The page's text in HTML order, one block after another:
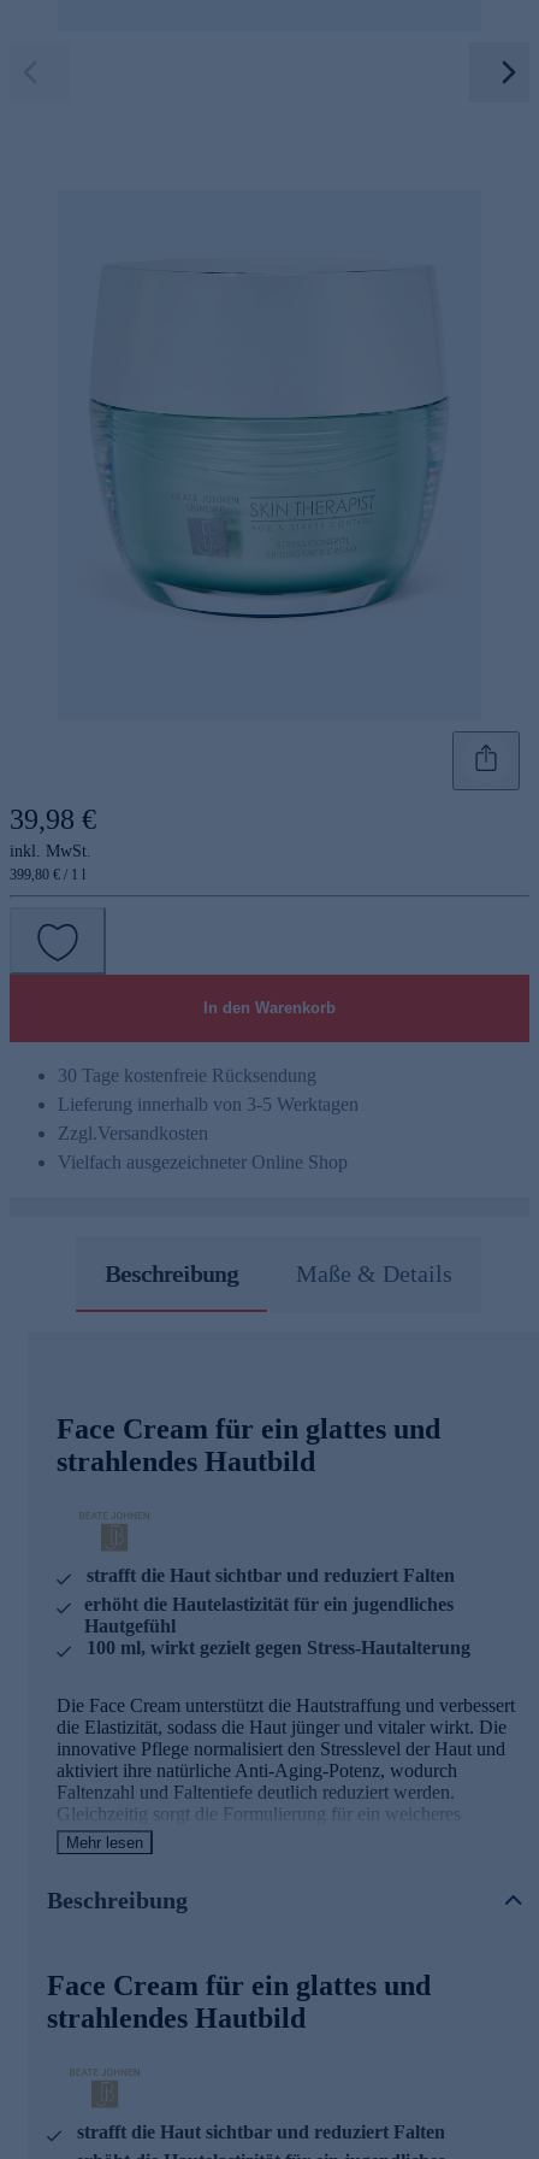
39,98 €
inkl. MwSt.
399,80 € / 1 l
In den Warenkorb
30 Tage kostenfreie Rücksendung
Lieferung innerhalb von 3-5 Werktagen
Zzgl.Versandkosten
Vielfach ausgezeichneter Online Shop
Beschreibung Maße & Details
Face Cream für ein glattes und
strahlendes Hautbild
strafft die Haut sichtbar und reduziert Falten
erhöht die Hautelastizität für ein jugendliches
Hautgefühl
100 ml, wirkt gezielt gegen Stress-Hautalterung
Die Face Cream unterstützt die Hautstraffung und verbessert
die Elastizität, sodass die Haut jünger und vitaler wirkt. Die
innovative Pflege normalisiert den Stresslevel der Haut und
aktiviert ihre natürliche Anti-Aging-Potenz, wodurch
Faltenzahl und Faltentiefe deutlich reduziert werden.
Gleichzeitig sorgt die Formulierung für ein weicheres
Hautgefühl und ein sichtbar gleichmäßigeres, strahlendes
Hautbild.
Die Hauptinhaltsstoffe der Gesichtscreme
- Innovativer Multi-Wirkstoff aus Kurkuma-Stammzellen, ist
reich an natürlichen Anti-Stress-Faktoren
- Entzündungshemmende Wirkung
- Steigerung der Hautfeuchtigkeit
- Reduktion der Tiefe von Stressfalten
Mehr lesen
Beschreibung
Face Cream für ein glattes und
strahlendes Hautbild
strafft die Haut sichtbar und reduziert Falten